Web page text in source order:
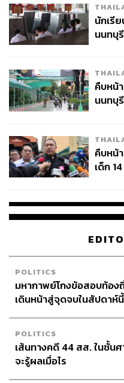
นักเรี
นนทบุ
คืบหน้
นนทบุ
คืบหน้
เด็ก
POLITICS
มหากาพย์โกงข้อสอบท้อง
เดินหน้าสู่จุดจบในสัปดาห์นี้
POLITICS
เส้นทางคดี 44 สส. ในชั้น
จะรู้ผลเมื่อไร